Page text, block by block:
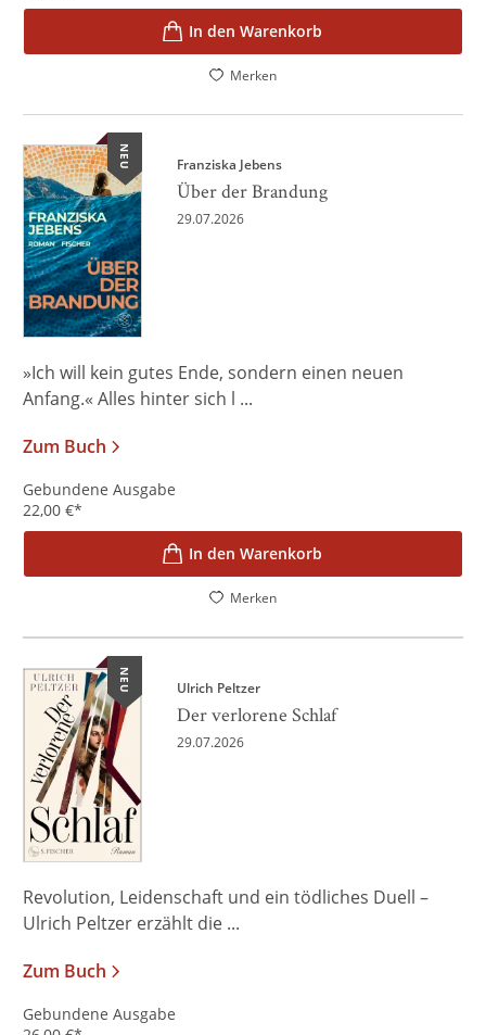
In den Warenkorb
Merken
NEU Franziska Jebens
Über der Brandung
29.07.2026
»Ich will kein gutes Ende, sondern einen neuen
Anfang.« Alles hinter sich l ...
Zum Buch
Gebundene Ausgabe
22,00 €*
In den Warenkorb
Merken
NEU Ulrich Peltzer
Der verlorene Schlaf
29.07.2026
Revolution, Leidenschaft und ein tödliches Duell –
Ulrich Peltzer erzählt die ...
Zum Buch
Gebundene Ausgabe